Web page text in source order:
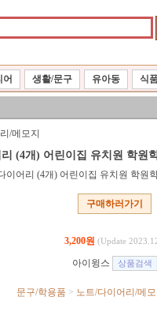
어 생활/문구 유아동 식
/메모지
(4개) 어린이집 유치원 학원
구매하러가기
3,200원 (Update
아이윙스
문구/학용품 > 노트/다이어리/메모